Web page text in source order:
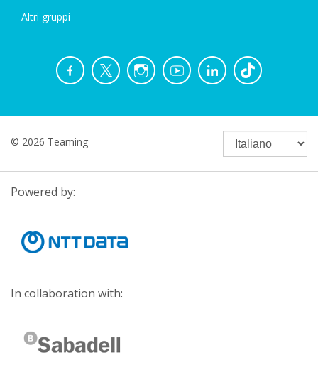
Altri gruppi
© 2026 Teaming
Powered by:
In collaboration with: